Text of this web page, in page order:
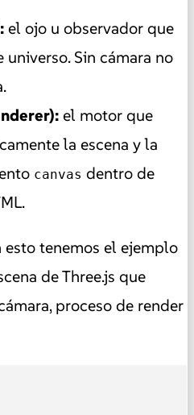
el ojo u observador que
Sin cámara no
el motor que
la escena y la
canvas dentro de
esto tenemos el ejemplo
de Three.js que
proceso de render